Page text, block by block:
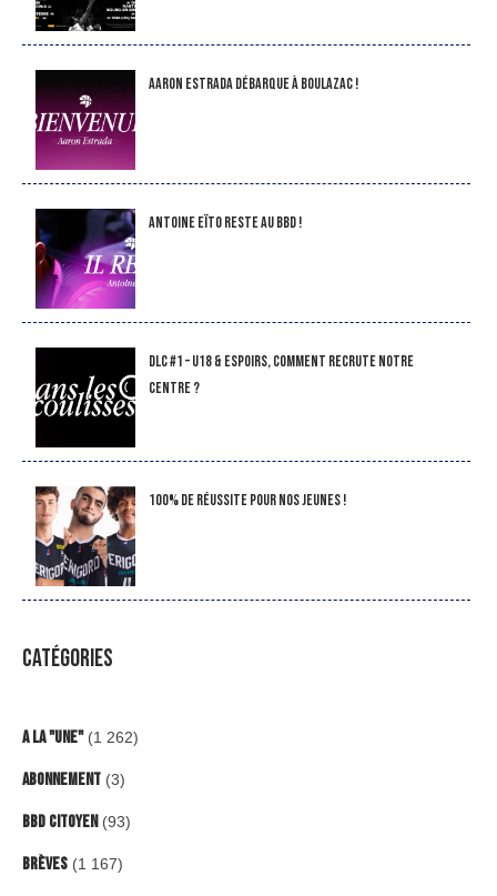
Aaron Estrada débarque à Boulazac !
Antoine Eïto reste au BBD !
DLC #1 – U18 & Espoirs, comment recrute notre
Centre ?
100% de réussite pour nos jeunes !
CATÉGORIES
A la "Une"(1 262)
Abonnement (3)
BBD Citoyen (93)
Brèves (1 167)